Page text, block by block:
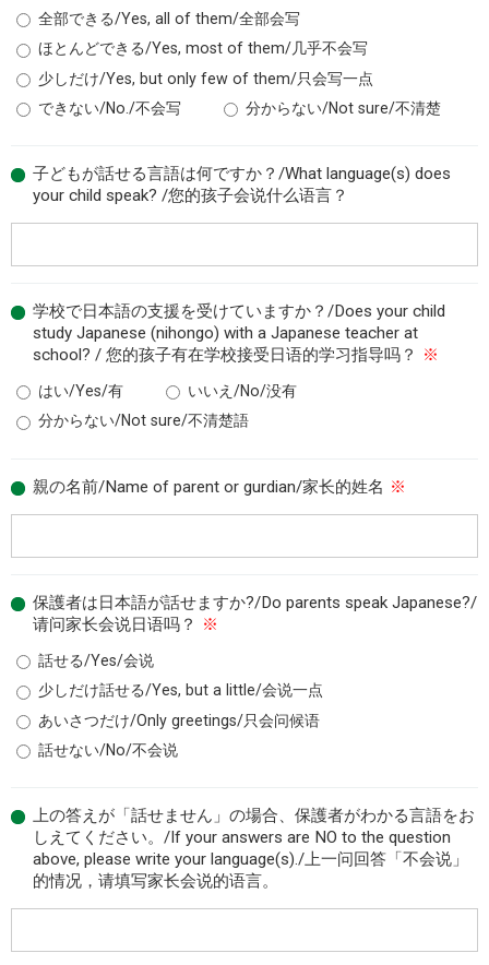
全部できる/Yes, all of them/全部会写
ほとんどできる/Yes, most of them/几乎不会写
少しだけ/Yes, but only few of them/只会写一点
できない/No./不会写
分からない/Not sure/不清楚
子どもが話せる言語は何ですか？/What language(s) does
your child speak? /您的孩子会说什么语言？
学校で日本語の支援を受けていますか？/Does your child
study Japanese (nihongo) with a Japanese teacher at
school? / 您的孩子有在学校接受日语的学习指导吗？
※
はい/Yes/有
いいえ/No/没有
分からない/Not sure/不清楚語
親の名前/Name of parent or gurdian/家长的姓名 ※
保護者は日本語が話せますか?/Do parents speak Japanese?/
请问家长会说日语吗？
※
話せる/Yes/会说
少しだけ話せる/Yes, but a little/会说一点
あいさつだけ/Only greetings/只会问候语
話せない/No/不会说
上の答えが「話せません」の場合、保護者がわかる言語をお
しえてください。/If your answers are NO to the question
above, please write your language(s)./上一问回答「不会说」
的情况，请填写家长会说的语言。